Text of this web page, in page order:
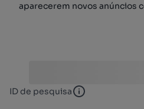
aparecerem novos anúncios
ID de pesquisa ID de pesquisa